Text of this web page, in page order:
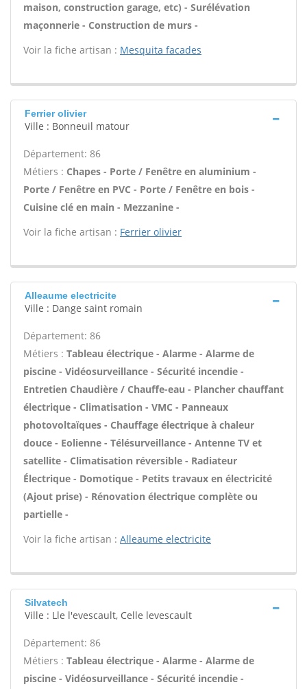
maison, construction garage, etc) - Surélévation
maçonnerie - Construction de murs -
Voir la fiche artisan : Mesquita facades
Ferrier olivier
Ville : Bonneuil matour
Département: 86
Métiers : Chapes - Porte / Fenêtre en aluminium -
Porte / Fenêtre en PVC - Porte / Fenêtre en bois -
Cuisine clé en main - Mezzanine -
Voir la fiche artisan : Ferrier olivier
Alleaume electricite
Ville : Dange saint romain
Département: 86
Métiers : Tableau électrique - Alarme - Alarme de
piscine - Vidéosurveillance - Sécurité incendie -
Entretien Chaudière / Chauffe-eau - Plancher chauffant
électrique - Climatisation - VMC - Panneaux
photovoltaïques - Chauffage électrique à chaleur
douce - Eolienne - Télésurveillance - Antenne TV et
satellite - Climatisation réversible - Radiateur
Électrique - Domotique - Petits travaux en électricité
(Ajout prise) - Rénovation électrique complète ou
partielle -
Voir la fiche artisan : Alleaume electricite
Silvatech
Ville : Lle l'evescault, Celle levescault
Département: 86
Métiers : Tableau électrique - Alarme - Alarme de
piscine - Vidéosurveillance - Sécurité incendie -